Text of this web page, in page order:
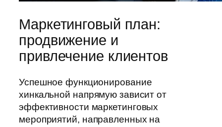
Маркетинговый план:
продвижение и
привлечение клиентов
Успешное функционирование
хинкальной напрямую зависит от
эффективности маркетинговых
мероприятий, направленных на